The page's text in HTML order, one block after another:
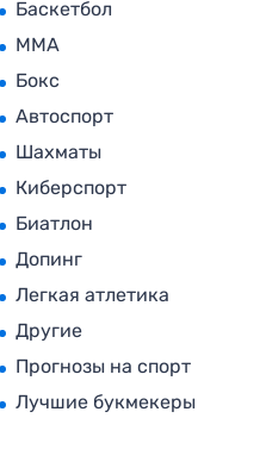
Баскетбол
MMA
Бокс
Автоспорт
Шахматы
Киберспорт
Биатлон
Допинг
Легкая атлетика
Другие
Прогнозы на спорт
Лучшие букмекеры